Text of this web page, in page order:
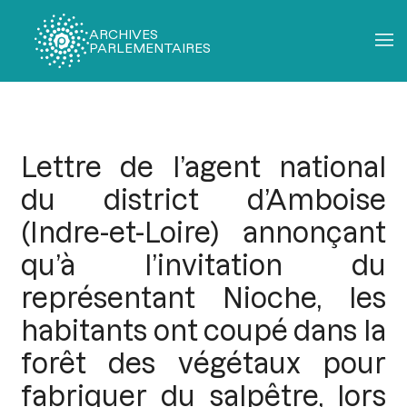
ARCHIVES
PARLEMENTAIRES
Lettre de l’agent national
du district d’Amboise
(Indre-et-Loire) annonçant
qu’à l’invitation du
représentant Nioche, les
habitants ont coupé dans la
forêt des végétaux pour
fabriquer du salpêtre, lors